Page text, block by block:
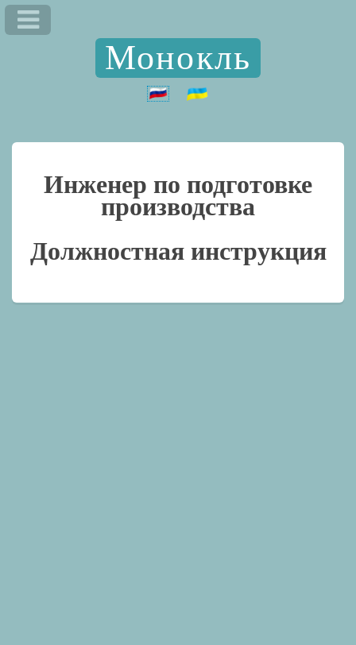
Монокль
Инженер по подготовке
производства
Должностная инструкция